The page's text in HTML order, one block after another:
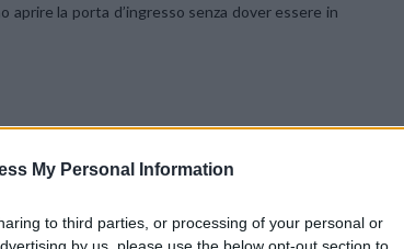
My Personal Information
to third parties, or processing of your personal or
by us, please use the below opt-out section to
la porta d’ingresso senza dover essere in
che l’accesso avvenga sempre in modo
In questo modo, anche la più leggera modifica
che cambiano rapidamente, vengono
digitali.